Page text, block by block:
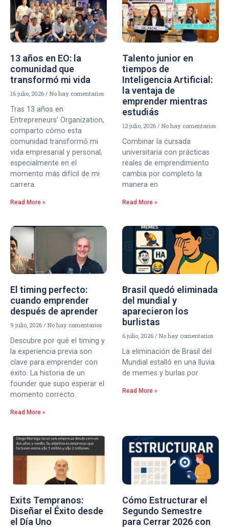
13 años en EO: la
comunidad que
transformó mi vida
16 julio, 2026 No hay comentarios
Tras 13 años en
Entrepreneurs’ Organization,
comparto cómo esta
comunidad transformó mi
vida empresarial y personal,
especialmente en el
momento más difícil de mi
carrera.
Read More »
Talento junior en
tiempos de
Inteligencia Artificial:
la ventaja de
emprender mientras
estudiás
12 julio, 2026 No hay comentarios
Combinar la cursada
universitaria con prácticas
reales de emprendimiento
cambia por completo la
manera en
Read More »
El timing perfecto:
cuando emprender
después de aprender
9 julio, 2026 No hay comentarios
Descubre por qué el timing y
la experiencia previa son
clave para emprender con
éxito. La historia de un
founder que supo esperar el
momento correcto.
Read More »
Brasil quedó eliminada
del mundial y
aparecieron los
burlistas
6 julio, 2026 No hay comentarios
La eliminación de Brasil del
Mundial estalló en una lluvia
de memes y burlas por
Read More »
Exits Tempranos:
Diseñar el Éxito desde
el Día Uno
Cómo Estructurar el
Segundo Semestre
para Cerrar 2026 con